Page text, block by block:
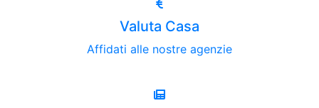
Valuta Casa
Affidati alle nostre agenzie